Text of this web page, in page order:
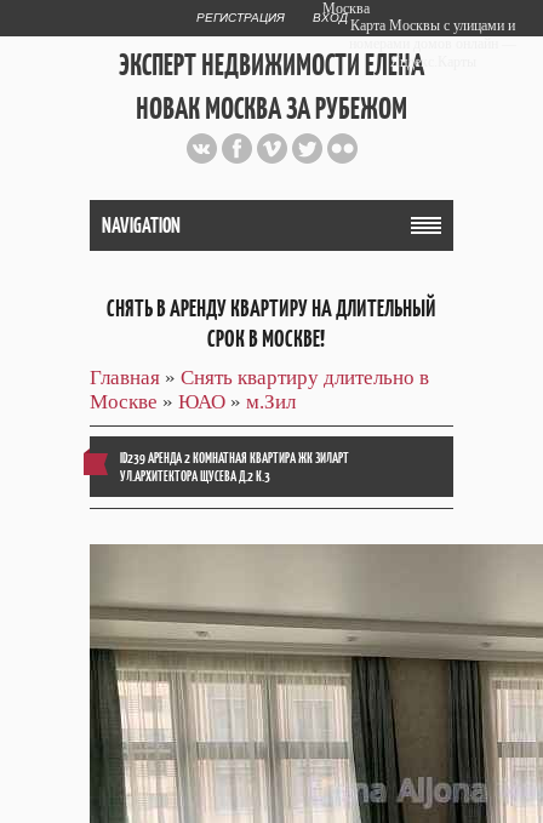
РЕГИСТРАЦИЯ ВХОД
ЭКСПЕРТ НЕДВИЖИМОСТИ ЕЛЕНА
НОВАК МОСКВА ЗА РУБЕЖОМ
Публичный сайт эксперта автора
web дизайнера+7 903 708 1884
NAVIGATION
СНЯТЬ В АРЕНДУ КВАРТИРУ НА ДЛИТЕЛЬНЫЙ
СРОК В МОСКВЕ!
Главная » Снять квартиру длительно в
Москве » ЮАО » м.Зил
ID239 АРЕНДА 2 КОМНАТНАЯ КВАРТИРА ЖК ЗИЛАРТ
УЛ.АРХИТЕКТОРА ЩУСЕВА Д.2 К.3
Москва
Карта Москвы с улицами и
Яндекс.Карты